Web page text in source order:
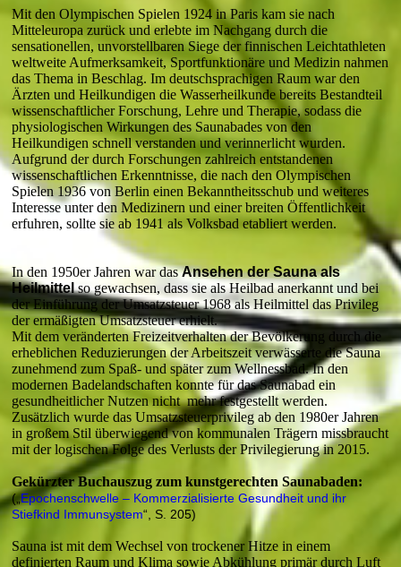
Mit den Olympischen Spielen 1924 in Paris kam sie nach
Mitteleuropa zurück und erlebte im Nachgang durch die
sensationellen, unvorstellbaren Siege der finnischen Leichtathleten
weltweite Aufmerksamkeit, Sportfunktionäre und Medizin nahmen
das Thema in Beschlag. Im deutschsprachigen Raum war den
Ärzten und Heilkundigen die Wasserheilkunde bereits Bestandteil
wissenschaftlicher Forschung, Lehre und Therapie, sodass die
physiologischen Wirkungen des Saunabades von den
Heilkundigen schnell verstanden und verinnerlicht wurden.
Aufgrund der durch Forschungen zahlreich entstandenen
wissenschaftlichen Erkenntnisse, die nach den Olympischen
Spielen 1936 von Berlin einen Bekanntheitsschub und weiteres
Interesse unter den Medizinern und einer breiten Öffentlichkeit
erfuhren, sollte sie ab 1941 als Volksbad etabliert werden.
In den 1950er Jahren war dasAnsehen der Sauna als
Heilmittelso gewachsen, dass sie als Heilbad anerkannt und bei
der Einführung der Umsatzsteuer 1968 als Heilmittel das Privileg
der ermäßigten Umsatzsteuer erhielt.
Mit dem veränderten Freizeitverhalten der Bevölkerung durch die
erheblichen Reduzierungen der Arbeitszeit verwässerte die Sauna
zunehmend zum Spaß- und später zum Wellnessbad. In den
modernen Badelandschaften konnte für das Saunabad ein
gesundheitlicher Nutzen nicht mehr festgestellt werden.
Zusätzlich wurde das Umsatzsteuerprivileg ab den 1980er Jahren
in großem Stil überwiegend von kommunalen Trägern missbraucht
mit der logischen Folge des Verlusts der Privilegierung in 2015.
Gekürzter Buchauszug zum kunstgerechten Saunabaden:
(„Epochenschwelle – Kommerzialisierte Gesundheit und ihr
Stiefkind Immunsystem“, S. 205)
Sauna ist mit dem Wechsel von trockener Hitze in einem
definierten Raum und Klima sowie Abkühlung primär durch Luft